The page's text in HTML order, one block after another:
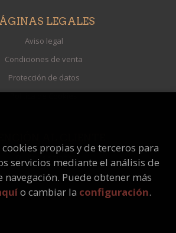
LEGALES
Aviso legal
Condiciones de venta
Protección de datos
Política de Cookies
Quiénes somos
Pedidos especiales
propias y de terceros para
servicios mediante el análisis de
navegación. Puede obtener más
o cambiar la configuración.